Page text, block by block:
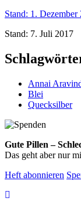
Stand: 1. Dezember
Stand: 7. Juli 2017
Annai
Blei
Quecksilber
Gute Pillen –
Das geht aber nur
Heft abonnieren